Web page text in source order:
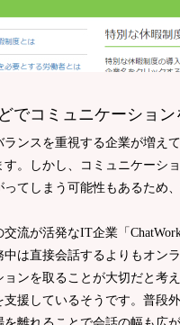
でコミュニケーション
ランスを重視する企業が増え
す。しかし、コミュニケーシ
ってしまう可能性もあるため
交流が活発なIT企業「
中は直接会話するよりもオン
ョンを取ることが大切だと考
支援しているそうです。普段